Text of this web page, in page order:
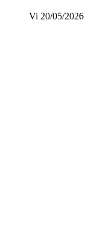
Vi 20/05/2026